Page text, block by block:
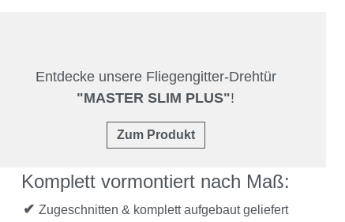
Entdecke unsere Fliegengitter-Drehtür
"MASTER SLIM PLUS"!
Zum Produkt
Komplett vormontiert nach Maß:
✔ Zugeschnitten & komplett aufgebaut geliefert